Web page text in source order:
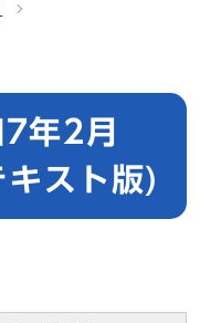
年2月
スト版)